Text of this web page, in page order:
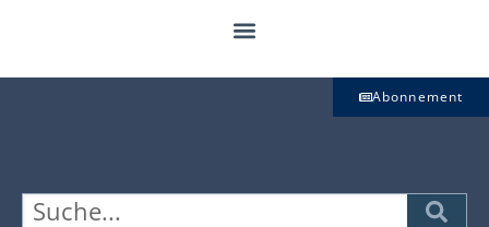
Abonnement